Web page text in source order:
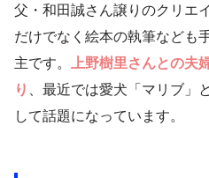
父・和田誠さん譲りのクリエ
だけでなく絵本の執筆なども
主です。
上野樹里さんとの夫
り
、最近では愛犬「マリブ」
して話題になっています。